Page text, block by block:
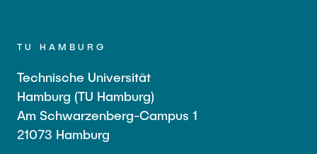
TU HAMBURG
Technische Universität
Hamburg (TU Hamburg)
Am Schwarzenberg-Campus 1
21073 Hamburg